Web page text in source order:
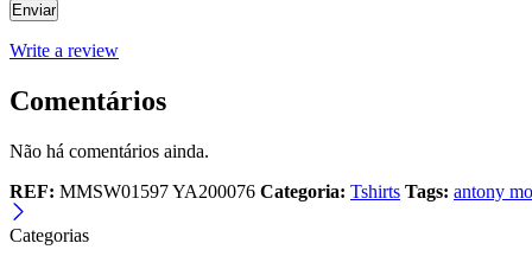
Write a review
Comentários
Não há comentários ainda.
REF: MMSW01597 YA200076 Categoria: Tshirts Tags: antony
Categorias